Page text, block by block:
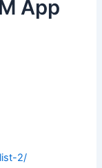
App
2/